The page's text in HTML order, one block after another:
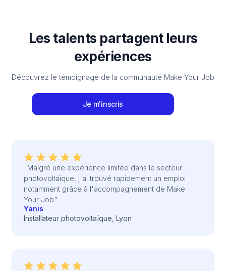
Les talents partagent leurs
expériences
Découvrez le témoignage de la communauté Make Your Job
Je m'inscris
"Malgré une expérience limitée dans le secteur
photovoltaïque, j'ai trouvé rapidement un emploi
notamment grâce à l'accompagnement de Make
Your Job"
Yanis
Installateur photovoltaïque, Lyon